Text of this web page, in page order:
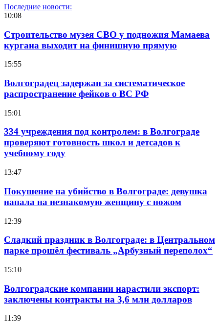
Последние новости:
10:08
Строительство музея СВО у подножия Мамаева
кургана выходит на финишную прямую
15:55
Волгоградец задержан за систематическое
распространение фейков о ВС РФ
15:01
334 учреждения под контролем: в Волгограде
проверяют готовность школ и детсадов к
учебному году
13:47
Покушение на убийство в Волгограде: девушка
напала на незнакомую женщину с ножом
12:39
Сладкий праздник в Волгограде: в Центральном
парке прошёл фестиваль „Арбузный переполох“
15:10
Волгоградские компании нарастили экспорт:
заключены контракты на 3,6 млн долларов
11:39